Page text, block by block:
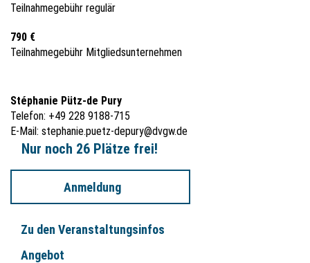
Teilnahmegebühr regulär
790 €
Teilnahmegebühr Mitgliedsunternehmen
Stéphanie Pütz-de Pury
Telefon: +49 228 9188-715
E-Mail: stephanie.puetz-depury@dvgw.de
Nur noch 26 Plätze frei!
Anmeldung
Zu den Veranstaltungsinfos
Angebot